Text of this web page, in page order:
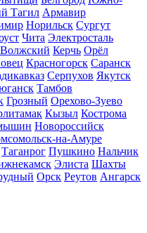
Тагил Армавир
Норильск Сургут
Чита Электросталь
Волжский Керчь Орёл
Красногорск Саранск
Серпухов Якутск
Тамбов
Грозный Орехово-Зуево
Кызыл Кострома
Новороссийск
на-Амуре
Таганрог Пушкино Нальчик
Элиста Шахты
Орск Реутов Ангарск